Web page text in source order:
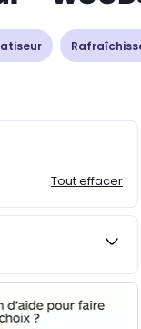
Tout effacer